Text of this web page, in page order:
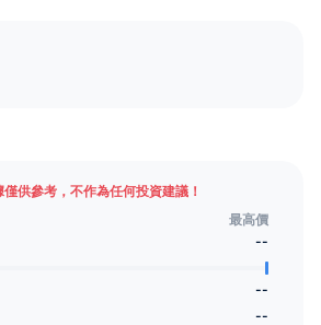
供參考，不作為任何投資建議！
最高價
--
--
--